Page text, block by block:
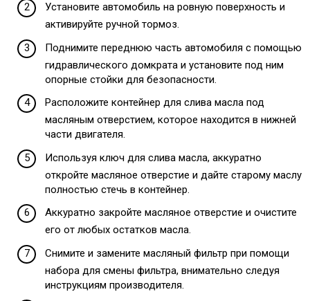
Установите автомобиль на ровную поверхность и
активируйте ручной тормоз.
Поднимите переднюю часть автомобиля с помощью
гидравлического домкрата и установите под ним
опорные стойки для безопасности.
Расположите контейнер для слива масла под
масляным отверстием, которое находится в нижней
части двигателя.
Используя ключ для слива масла, аккуратно
откройте масляное отверстие и дайте старому маслу
полностью стечь в контейнер.
Аккуратно закройте масляное отверстие и очистите
его от любых остатков масла.
Снимите и замените масляный фильтр при помощи
набора для смены фильтра, внимательно следуя
инструкциям производителя.